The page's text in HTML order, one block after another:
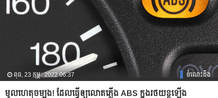
ពុធ, 23 កុម្ភៈ 2022 06:37 ចំណេះដឹង
មូលហេតុចម្បង! ដែលធ្វើឲ្យលោតភ្លើង ABS ក្នុងរថយន្តឡើង